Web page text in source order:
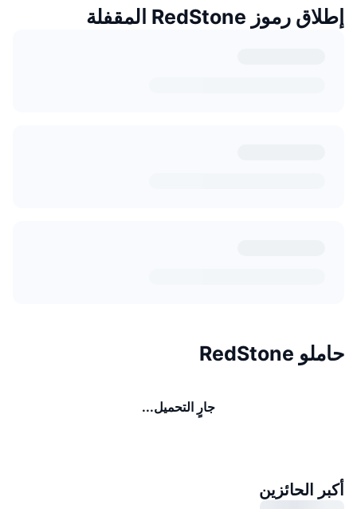
إطلاق رموز RedStone المقفلة
حاملو RedStone
جارٍ التحميل...
أكبر الحائزين